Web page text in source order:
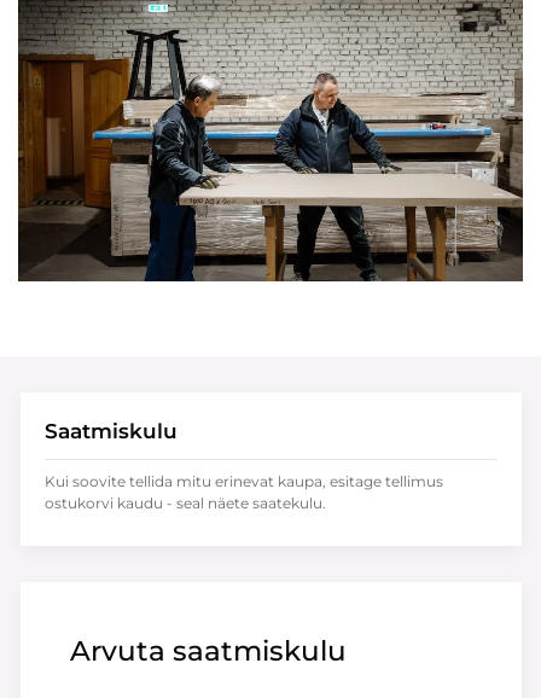
Arvuta saatmiskulu
Saatmiskulu
Kui soovite tellida mitu erinevat kaupa, esitage tellimus
ostukorvi kaudu - seal näete saatekulu.